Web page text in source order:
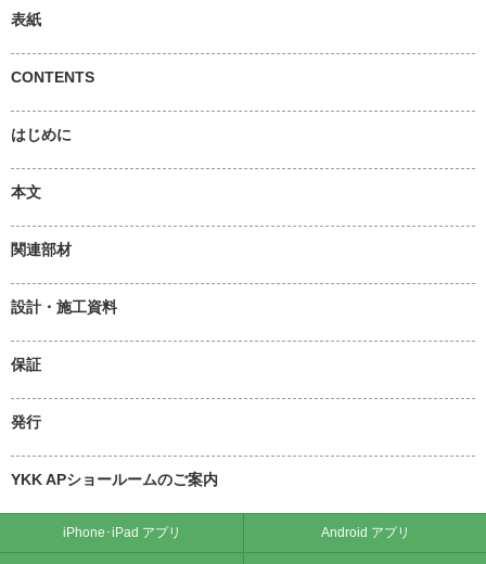
表紙
CONTENTS
はじめに
本文
関連部材
設計・施工資料
保証
発行
YKK APショールームのご案内
iPhone･iPad アプリ Android アプリ